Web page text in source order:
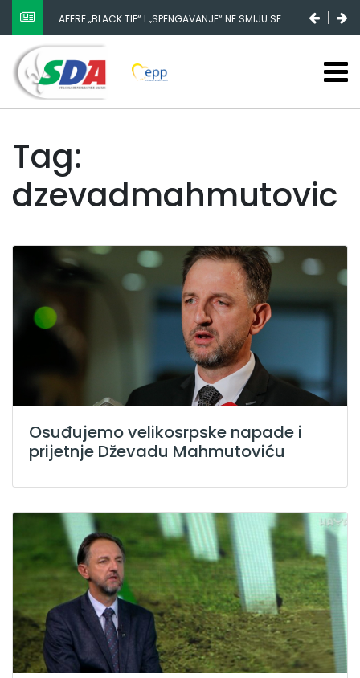
NESTANAK 780.000 EURA IZ IGMANA NE MOŽE BITI
SLUČAJNI PREVID, ODGOVORNOST MORAJU SNOSITI
VLADA FBIH I NJENI KADROVI
Tag:
dzevadmahmutovic
Osuđujemo velikosrpske napade i
prijetnje Dževadu Mahmutoviću